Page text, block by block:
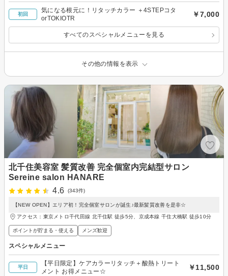
初回
気になる根元に！リタッチカラー ＋4STEPコタ
orTOKIOTR
￥7,000
すべてのスペシャルメニューを見る
その他の情報を表示
北千住美容室 髪質改善 完全個室内完結型サロン
Sereine salon HANARE
4.6
(343件)
【NEW OPEN】エリア初！完全個室サロンが誕生♪最新髪質改善を是非☆
アクセス：東京メトロ千代田線 北千住駅 徒歩5分、京成本線 千住大橋駅 徒歩10分
ポイントが貯まる・使える メンズ歓迎
スペシャルメニュー
平日
【平日限定】ケアカラーリタッチ＋酸熱トリート
メント お得メニュー☆
￥11,500